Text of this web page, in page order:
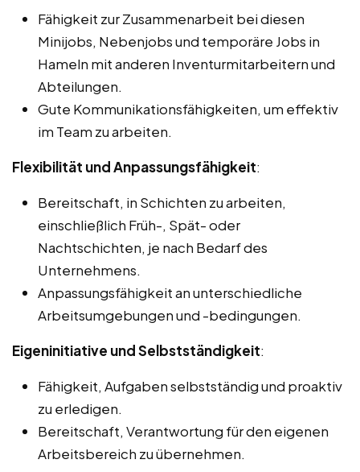
Fähigkeit zur Zusammenarbeit bei diesen
Minijobs, Nebenjobs und temporäre Jobs in
Hameln mit anderen Inventurmitarbeitern und
Abteilungen.
Gute Kommunikationsfähigkeiten, um effektiv
im Team zu arbeiten.
Flexibilität und Anpassungsfähigkeit:
Bereitschaft, in Schichten zu arbeiten,
einschließlich Früh-, Spät- oder
Nachtschichten, je nach Bedarf des
Unternehmens.
Anpassungsfähigkeit an unterschiedliche
Arbeitsumgebungen und -bedingungen.
Eigeninitiative und Selbstständigkeit:
Fähigkeit, Aufgaben selbstständig und proaktiv
zu erledigen.
Bereitschaft, Verantwortung für den eigenen
Arbeitsbereich zu übernehmen.